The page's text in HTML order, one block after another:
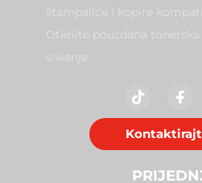
štampalice i kopire
Otkrijte pouzdana tonerska
slikanje.